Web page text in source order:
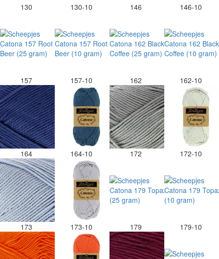
130 130-10 146 146-10
157 157-10 162 162-10
164 164-10 172 172-10
173 173-10 179 179-10